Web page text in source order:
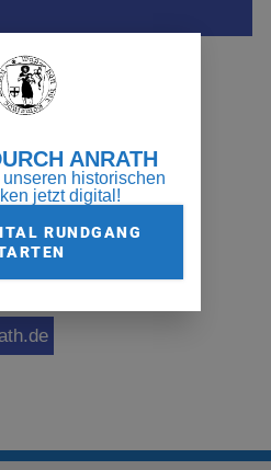
ANRATH
historischen
jetzt digital!
RUNDGANG